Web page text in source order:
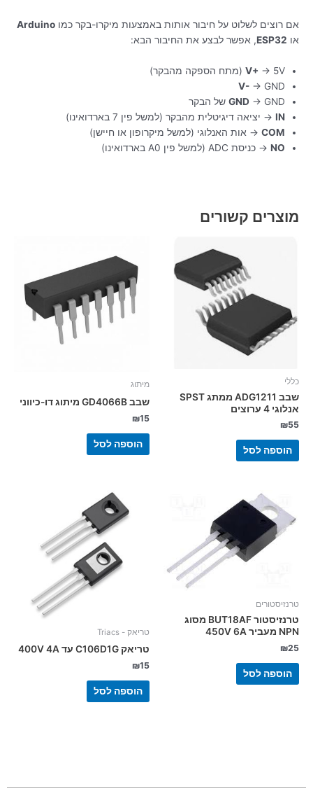
אם רוצים לשלוט על חיבור אותות באמצעות מיקרו-בקר כמו Arduino
או ESP32, אפשר לבצע את החיבור הבא:
V+ → 5V (מתח הספקה מהבקר)
V- → GND
GND → GND של הבקר
IN → יציאה דיגיטלית מהבקר (למשל פין 7 בארדואינו)
COM → אות האנלוגי (למשל מיקרופון או חיישן)
NO → כניסת ADC (למשל פין A0 בארדואינו)
מוצרים קשורים
כללי
שבב ADG1211 ממתג SPST
אנלוגי 4 ערוצים
₪55
הוספה לסל
מיתוג
שבב GD4066B מיתוג דו-כיווני
₪15
הוספה לסל
טרנזיסטורים
טרנזיסטור BUT18AF מסוג
NPN מעביר 450V 6A
₪25
הוספה לסל
טריאק - Triacs
טריאק C106D1G עד 400V 4A
₪15
הוספה לסל